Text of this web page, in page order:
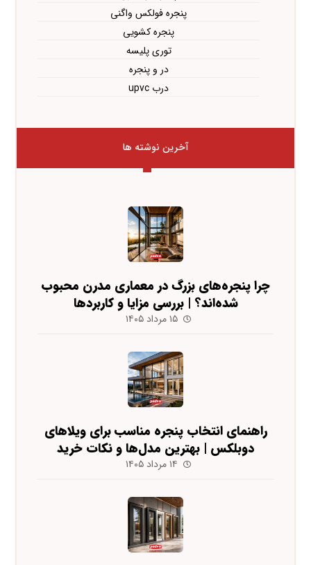
پنجره فولکس واگنی
پنجره کشویی
توری پلیسه
در و پنجره
درب upvc
آخرین نوشته ها
چرا پنجره‌های بزرگ در معماری مدرن محبوب
شده‌اند؟ | بررسی مزایا و کاربردها
۱۵ مرداد ۱۴۰۵
راهنمای انتخاب پنجره مناسب برای ویلاهای
دوبلکس | بهترین مدل‌ها و نکات خرید
۱۴ مرداد ۱۴۰۵